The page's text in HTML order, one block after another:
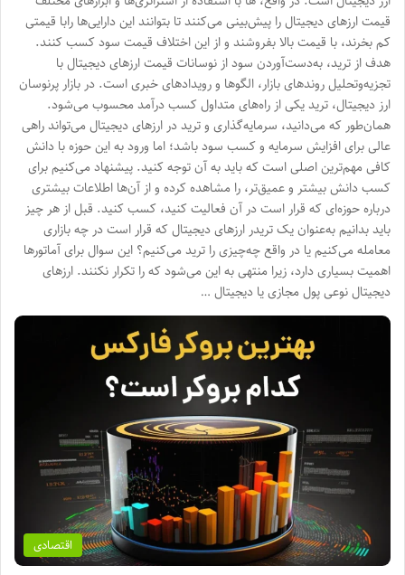
قیمت ارزهای دیجیتال را پیش‌بینی می‌کنند تا بتوانند این دارایی‌ها رابا قیمتی
کم بخرند، با قیمت بالا بفروشند و از این اختلاف قیمت سود کسب کنند.
هدف از ترید، به‌دست‌آوردن سود از نوسانات قیمت ارزهای دیجیتال با
تجزیه‌وتحلیل روندهای بازار، الگوها و رویدادهای خبری است. در بازار پرنوسان
ارز دیجیتال‌، ترید یکی از راه‌های متداول کسب‌ درآمد محسوب می‌شود.
همان‌طور که می‌دانید، سرمایه‌گذاری و ترید در ارزهای دیجیتال می‌تواند راهی
عالی برای افزایش سرمایه و کسب سود باشد؛ اما ورود به این حوزه با دانش
کافی مهم‌ترین اصلی است که باید به آن توجه کنید. پیشنهاد می‌کنیم برای
کسب دانش بیشتر و عمیق‌تر، را مشاهده کرده و از آن‌ها اطلاعات بیشتری
درباره حوزه‌ای که قرار است در آن فعالیت کنید، کسب کنید. قبل از هر چیز
باید بدانیم به‌عنوان یک تریدر ارزهای دیجیتال که قرار است در چه بازاری
معامله می‌کنیم یا در واقع چه‌چیزی را ترید می‌کنیم؟ این سوال برای آماتورها
اهمیت بسیاری دارد، زیرا منتهی به این می‌شود که را تکرار نکنند. ارزهای
دیجیتال نوعی پول مجازی یا دیجیتال …
اقتصادی